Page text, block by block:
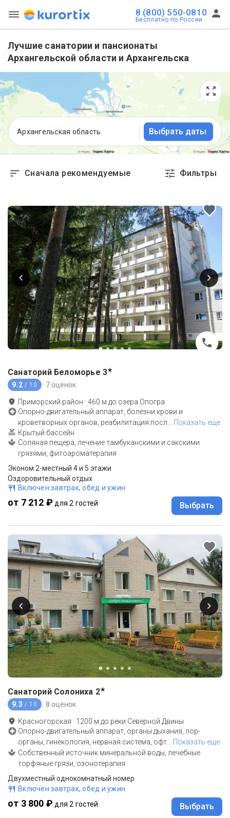
8 (800) 550-0810
Бесплатно по России
Лучшие санатории и пансионаты
Архангельской области и Архангельска
Архангельская область Выбрать даты
Сначала рекомендуемые Фильтры
Санаторий Беломорье 3★
9.2 / 10 7 оценок
Приморский район ·460 м до озера Опогра
Опорно-двигательный аппарат, болезни крови и
кроветворных органов, реабилитация посл… Показать еще
Крытый бассейн
Соляная пещера, лечение тамбуканскими и сакскими
грязями, фитоароматерапия
Эконом 2-местный 4 и 5 этажи
Оздоровительный отдых
Включен завтрак, обед и ужин
от 7 212 ₽ для 2 гостей Выбрать
Санаторий Солониха 2★
9.3 / 10 8 оценок
Красногорская · 1200 м до реки Северной Двины
Опорно-двигательный аппарат, органы дыхания, лор-
органы, гинекология, нервная система, офт… Показать еще
Собственный источник минеральной воды, лечебные
торфяные грязи, озонотерапия
Двухместный однокомнатный номер
Включен завтрак, обед и ужин
от 3 800 ₽ для 2 гостей Выбрать